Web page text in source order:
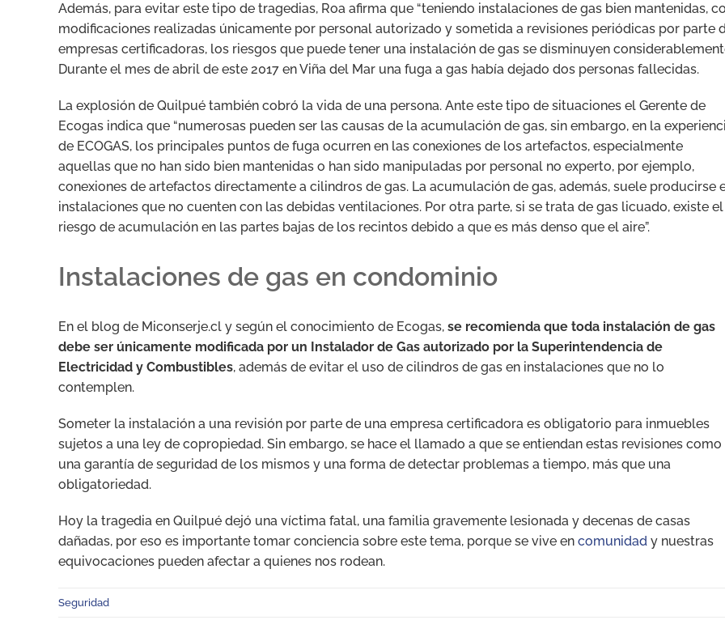
Además, para evitar este tipo de tragedias, Roa afirma que “teniendo instalaciones de gas bien mantenidas,
modificaciones realizadas únicamente por personal autorizado y sometida a revisiones periódicas por parte
empresas certificadoras, los riesgos que puede tener una instalación de gas se disminuyen
Durante el mes de abril de este 2017 en Viña del Mar una fuga a gas había dejado dos personas fallecidas.
La explosión de Quilpué también cobró la vida de una persona. Ante este tipo de situaciones el Gerente de
Ecogas indica que “numerosas pueden ser las causas de la acumulación de gas, sin embargo, en la
de ECOGAS, los principales puntos de fuga ocurren en las conexiones de los artefactos, especialmente
aquellas que no han sido bien mantenidas o han sido manipuladas por personal no experto, por ejemplo,
conexiones de artefactos directamente a cilindros de gas. La acumulación de gas, además, suele producirse
instalaciones que no cuenten con las debidas ventilaciones. Por otra parte, si se trata de gas licuado, existe el
riesgo de acumulación en las partes bajas de los recintos debido a que es más denso que el aire”.
Instalaciones de gas en condominio
En el blog de Miconserje.cl y según el conocimiento de Ecogas, se recomienda que toda instalación de gas
debe ser únicamente modificada por un Instalador de Gas autorizado por la Superintendencia de
Electricidad y Combustibles, además de evitar el uso de cilindros de gas en instalaciones que no lo
contemplen.
Someter la instalación a una revisión por parte de una empresa certificadora es obligatorio para inmuebles
sujetos a una ley de copropiedad. Sin embargo, se hace el llamado a que se entiendan estas revisiones como
una garantía de seguridad de los mismos y una forma de detectar problemas a tiempo, más que una
obligatoriedad.
Hoy la tragedia en Quilpué dejó una víctima fatal, una familia gravemente lesionada y decenas de casas
dañadas, por eso es importante tomar conciencia sobre este tema, porque se vive en comunidad y nuestras
equivocaciones pueden afectar a quienes nos rodean.
Seguridad